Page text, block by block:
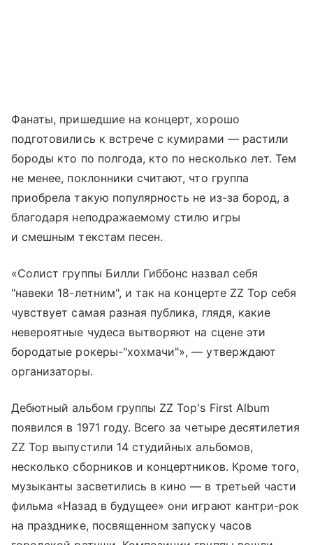
Фанаты, пришедшие на концерт, хорошо
подготовились к встрече с кумирами — растили
бороды кто по полгода, кто по несколько лет. Тем
не менее, поклонники считают, что группа
приобрела такую популярность не из-за бород, а
благодаря неподражаемому стилю игры
и смешным текстам песен.
«Солист группы Билли Гиббонс назвал себя
"навеки 18-летним", и так на концерте ZZ Top себя
чувствует самая разная публика, глядя, какие
невероятные чудеса вытворяют на сцене эти
бородатые рокеры-"хохмачи"», — утверждают
организаторы.
Дебютный альбом группы ZZ Top's First Album
появился в 1971 году. Всего за четыре десятилетия
ZZ Top выпустили 14 студийных альбомов,
несколько сборников и концертников. Кроме того,
музыканты засветились в кино — в третьей части
фильма «Назад в будущее» они играют кантри-рок
на празднике, посвященном запуску часов